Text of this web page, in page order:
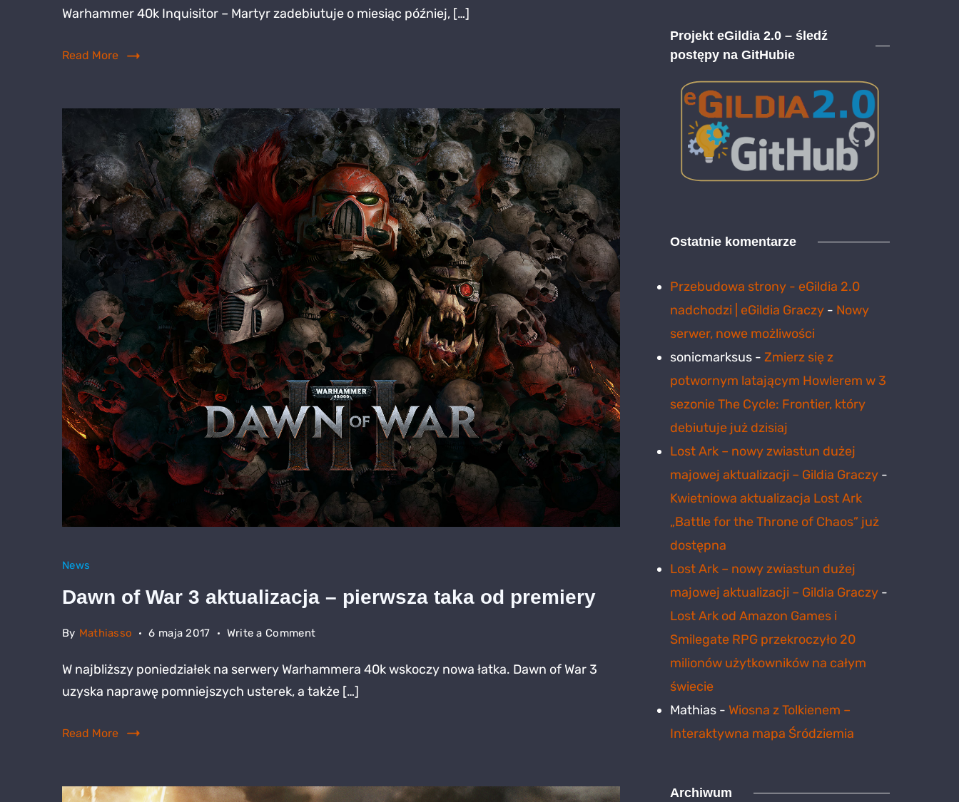
40k
Warhammer 40k Inquisitor – Martyr zadebiutuje o miesiąc później, […]
Read More
News
Dawn of War 3 aktualizacja – pierwsza taka od premiery
By Mathiasso 6 maja 2017 Write a Commenton
of
War
taka
W najbliższy poniedziałek na serwery Warhammera 40k wskoczy nowa łatka. Dawn of War 3
uzyska naprawę pomniejszych usterek, a także […]
Read More
Projekt eGildia 2.0 – śledź
postępy na GitHubie
Ostatnie komentarze
Przebudowa strony - eGildia 2.0
nadchodzi | eGildia Graczy - Nowy
serwer, nowe możliwości
sonicmarksus -Zmierz się z
potwornym latającym Howlerem w 3
sezonie The Cycle: Frontier, który
debiutuje już dzisiaj
Lost Ark – nowy zwiastun dużej
majowej aktualizacji – Gildia Graczy -
Kwietniowa aktualizacja Lost Ark
„Battle for the Throne of Chaos” już
dostępna
Lost Ark – nowy zwiastun dużej
majowej aktualizacji – Gildia Graczy -
Lost Ark od Amazon Games i
Smilegate RPG przekroczyło 20
milionów użytkowników na całym
świecie
Mathias - Wiosna z Tolkienem –
Interaktywna mapa Śródziemia
Archiwum